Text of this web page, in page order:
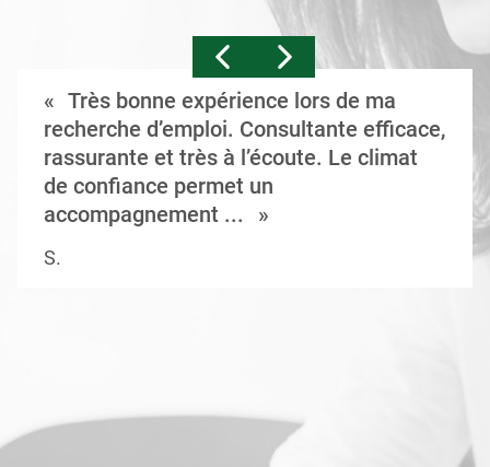
Très bonne expérience lors de ma
recherche d’emploi. Consultante efficace,
rassurante et très à l’écoute. Le climat
de confiance permet un
accompagnement ...
S.